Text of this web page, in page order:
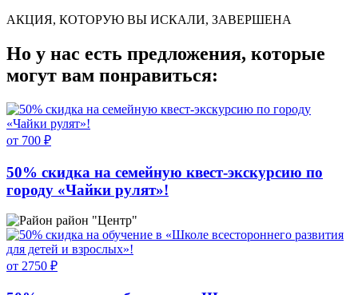
АКЦИЯ, КОТОРУЮ ВЫ ИСКАЛИ, ЗАВЕРШЕНА
Но у нас есть предложения, которые
могут вам понравиться:
от 700 ₽
50% скидка на семейную квест-экскурсию по
городу «Чайки рулят»!
район "Центр"
от 2750 ₽